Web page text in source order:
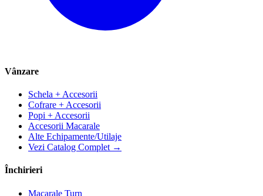
Vânzare
Schela + Accesorii
Cofrare + Accesorii
Popi + Accesorii
Accesorii Macarale
Alte Echipamente/Utilaje
Vezi Catalog Complet →
Închirieri
Macarale Turn